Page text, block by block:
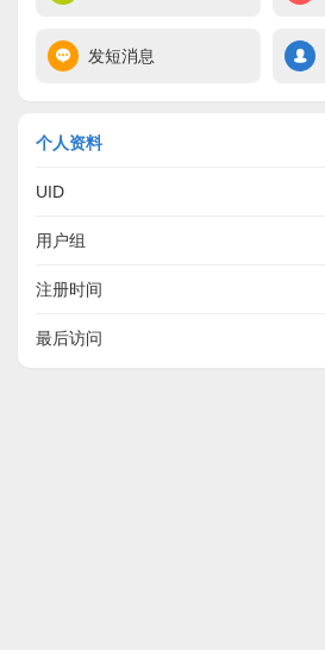
发短消息
个人资料
UID
用户组
注册时间
最后访问